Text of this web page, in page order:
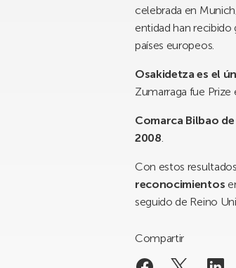
celebrada en
entidad han recibido
países europeos.
Osakidetza es el
Zumarraga fue
Comarca Bilbao
2008.
Con estos
reconocimientos
seguido de Reino
Compartir